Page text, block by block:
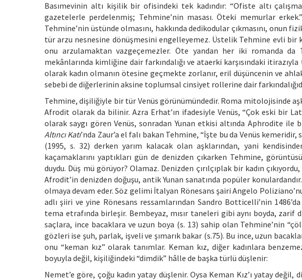
Basımevinin altı kişilik bir ofisindeki tek kadındır: “Ofiste altı
gazetelerle perdelenmiş; Tehmine’nin masası. Öteki memurlar
Tehmine’nin üstünde olmasını, hakkında dedikodular çıkmasını,
tür arzu nesnesine dönüşmesini engelleyemez. Üstelik Tehmine evli bir
onu arzulamaktan vazgeçemezler. Öte yandan her iki romanda da
mekânlarında kimliğine dair farkındalığı ve ataerki karşısındaki
olarak kadın olmanın ötesine geçmekte zorlanır, eril düşüncenin ve
sebebi de diğerlerinin aksine toplumsal cinsiyet rollerine dair
Tehmine, dişiliğiyle bir tür Venüs görünümündedir. Roma mitolojisinde
Afrodit olarak da bilinir. Azra Erhat’ın ifadesiyle Venüs, “Çok eski bir
olarak saygı gören Venüs, sonradan Yunan etkisi altında Aphrodite ile
Altıncı Katı’nda Zaur’a el falı bakan Tehmine, “İşte bu da Venüs
(1995, s. 32) derken yarım kalacak olan aşklarından, yani
kaçamaklarını yaptıkları gün de denizden çıkarken Tehmine,
duydu. Düş mü görüyor? Olamaz. Denizden çırılçıplak bir kadın
Afrodit’in denizden doğuşu, antik Yunan sanatında popüler
olmaya devam eder. Söz gelimi İtalyan Rönesans şairi Angelo
adlı şiiri ve yine Rönesans ressamlarından Sandro Botticelli’nin
tema etrafında birleşir. Bembeyaz, mısır taneleri gibi aynı boyda,
saçlara, ince bacaklara ve uzun boya (s. 13) sahip olan Tehmine’nin
gözleri ise şuh, parlak, işveli ve şımarık bakar (s.75). Bu ince, uzun
onu “keman kız” olarak tanımlar. Keman kız, diğer kadınlara
boyuyla değil, kişiliğindeki “dimdik” hâlle de başka türlü düşlenir:
Nemet’e göre, çoğu kadın yatay düşlenir. Oysa Keman Kız’ı yatay